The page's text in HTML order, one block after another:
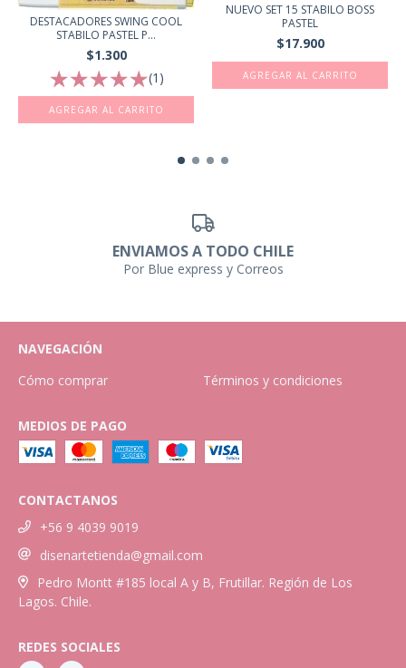
DESTACADORES SWING COOL
STABILO PASTEL P...
$1.300
(1)
AGREGAR AL CARRITO
NUEVO SET 15 STABILO BOSS
PASTEL
$17.900
ENVIAMOS A TODO CHILE
Por Blue express y Correos
NAVEGACIÓN
Cómo comprar
Términos y condiciones
MEDIOS DE PAGO
CONTACTANOS
+56 9 4039 9019
disenartetienda@gmail.com
Pedro Montt #185 local A y B, Frutillar. Región de Los
Lagos. Chile.
REDES SOCIALES